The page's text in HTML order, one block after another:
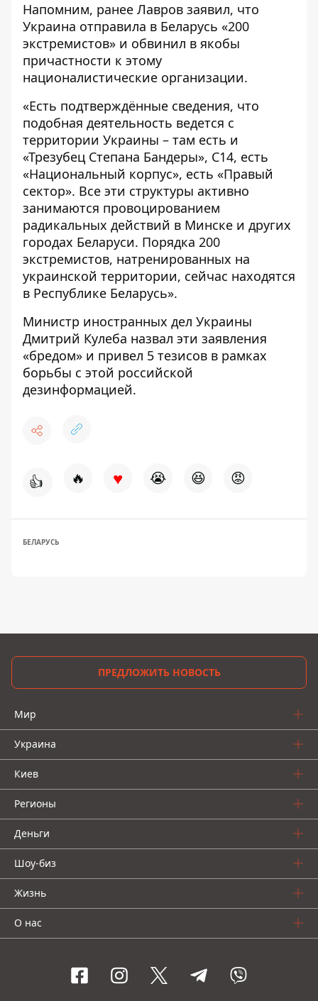
Напомним, ранее Лавров заявил, что
Украина отправила в Беларусь «200
экстремистов» и обвинил в якобы
причастности к этому
националистические организации.
«Есть подтверждённые сведения, что
подобная деятельность ведется с
территории Украины – там есть и
«Трезубец Степана Бандеры», С14, есть
«Национальный корпус», есть «Правый
сектор». Все эти структуры активно
занимаются провоцированием
радикальных действий в Минске и других
городах Беларуси. Порядка 200
экстремистов, натренированных на
украинской территории, сейчас находятся
в Республике Беларусь».
Министр иностранных дел Украины
Дмитрий Кулеба назвал эти заявления
«бредом» и привел 5 тезисов в рамках
борьбы с этой российской
дезинформацией.
👍 🔥 ♥ 😭 😆 😡
БЕЛАРУСЬ
ПРЕДЛОЖИТЬ НОВОСТЬ
Мир
Украина
Киев
Регионы
Деньги
Шоу-биз
Жизнь
О нас